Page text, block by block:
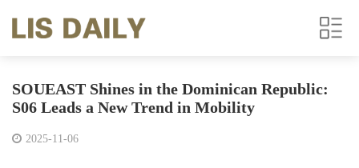
SOUEAST Shines in the Dominican Republic:
S06 Leads a New Trend in Mobility
2025-11-06